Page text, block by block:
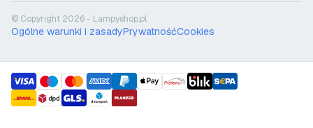
© Copyright 2026 - Lampyshop.pl
Ogólne warunki i zasadyPrywatnośćCookies
payment methods
shipment methods